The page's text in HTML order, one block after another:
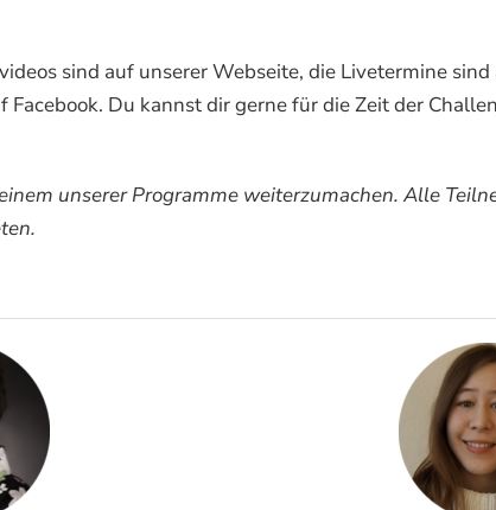
sind auf unserer Webseite, die Livetermine
Du kannst dir gerne für die Zeit der
unserer Programme weiterzumachen. Alle